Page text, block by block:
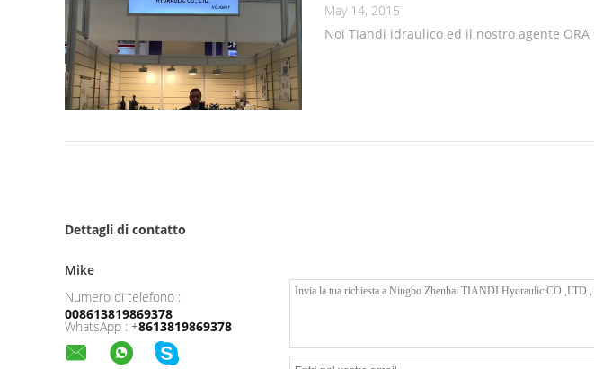
May 14, 2015
Noi Tiandi idraulico ed il nostro agente
Dettagli di contatto
Mike
Numero di telefono :
008613819869378
WhatsApp : +8613819869378